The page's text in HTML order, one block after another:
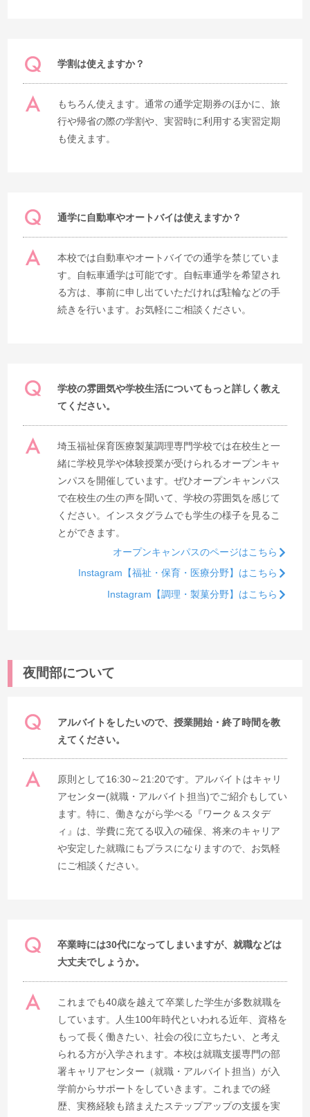
学割は使えますか？
もちろん使えます。通常の通学定期券のほかに、旅
行や帰省の際の学割や、実習時に利用する実習定期
も使えます。
通学に自動車やオートバイは使えますか？
本校では自動車やオートバイでの通学を禁じていま
す。自転車通学は可能です。自転車通学を希望され
る方は、事前に申し出ていただければ駐輪などの手
続きを行います。お気軽にご相談ください。
学校の雰囲気や学校生活についてもっと詳しく教え
てください。
埼玉福祉保育医療製菓調理専門学校では在校生と一
緒に学校見学や体験授業が受けられるオープンキャ
ンパスを開催しています。ぜひオープンキャンパス
で在校生の生の声を聞いて、学校の雰囲気を感じて
ください。インスタグラムでも学生の様子を見るこ
とができます。
オープンキャンパスのページはこちら
Instagram【福祉・保育・医療分野】はこちら
Instagram【調理・製菓分野】はこちら
夜間部について
アルバイトをしたいので、授業開始・終了時間を教
えてください。
原則として16:30～21:20です。アルバイトはキャリ
アセンター(就職・アルバイト担当)でご紹介もしてい
ます。特に、働きながら学べる『ワーク＆スタデ
ィ』は、学費に充てる収入の確保、将来のキャリア
や安定した就職にもプラスになりますので、お気軽
にご相談ください。
卒業時には30代になってしまいますが、就職などは
大丈夫でしょうか。
これまでも40歳を越えて卒業した学生が多数就職を
しています。人生100年時代といわれる近年、資格を
もって長く働きたい、社会の役に立ちたい、と考え
られる方が入学されます。本校は就職支援専門の部
署キャリアセンター（就職・アルバイト担当）が入
学前からサポートをしていきます。これまでの経
歴、実務経験も踏まえたステップアップの支援を実